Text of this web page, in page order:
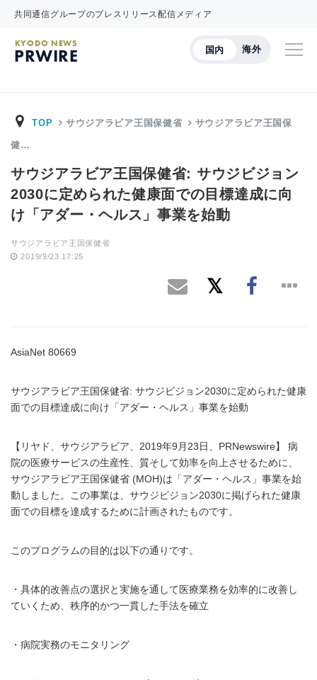
共同通信グループのプレスリリース配信メディア
国内 海外
KYODO NEWS
PRWIRE
TOP サウジアラビア王国保健省 サウジアラビア王国保
健…
サウジアラビア王国保健省: サウジビジョン
2030に定められた健康面での目標達成に向
け「アダー・ヘルス」事業を始動
サウジアラビア王国保健省
2019/9/23 17:25
AsiaNet 80669
サウジアラビア王国保健省: サウジビジョン2030に定められた健康
面での目標達成に向け「アダー・ヘルス」事業を始動
【リヤド、サウジアラビア、2019年9月23日、PRNewswire】 病
院の医療サービスの生産性、質そして効率を向上させるために、
サウジアラビア王国保健省 (MOH)は「アダー・ヘルス」事業を始
動しました。この事業は、サウジビジョン2030に掲げられた健康
面での目標を達成するために計画されたものです。
このプログラムの目的は以下の通りです。
・具体的改善点の選択と実施を通して医療業務を効率的に改善し
ていくため、秩序的かつ一貫した手法を確立
・病院実務のモニタリング